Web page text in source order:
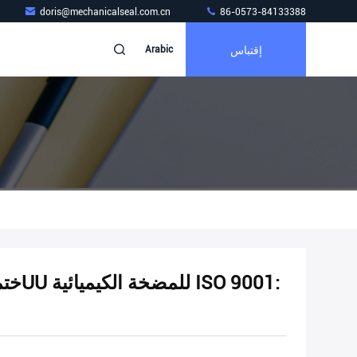
doris@mechanicalseal.com.cn 86-0573-84133388
Arabic إقتباس